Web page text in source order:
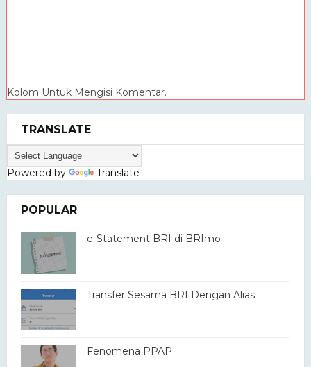
Kolom Untuk Mengisi Komentar.
TRANSLATE
Powered by Translate
POPULAR
e-Statement BRI di BRImo
Transfer Sesama BRI Dengan Alias
Fenomena PPAP